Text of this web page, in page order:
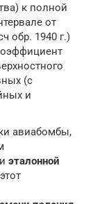
к полной
от
обр. 1940 г.)
(с
и
авиабомбы,
эталонной